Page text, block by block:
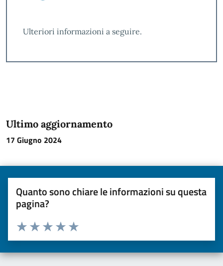
Ulteriori informazioni a seguire.
Ultimo aggiornamento
17 Giugno 2024
Quanto sono chiare le informazioni su questa
pagina?
Valuta da 1 a 5 stelle la pagina
Valuta 5 stelle su 5
Valuta 4 stelle su 5
Valuta 3 stelle su 5
Valuta 2 stelle su 5
Valuta una stella su 5